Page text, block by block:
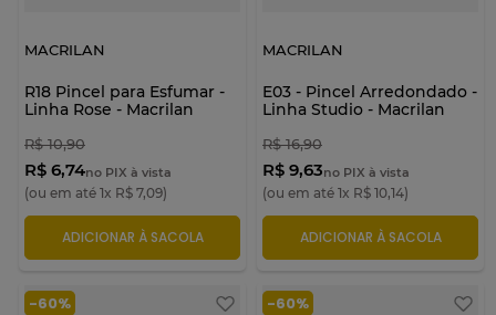
MACRILAN
R18 Pincel para Esfumar -
Linha Rose - Macrilan
R$ 10,90
R$ 6,74no PIX à vista
(ou em até 1x R$ 7,09)
ADICIONAR À SACOLA
MACRILAN
E03 - Pincel Arredondado -
Linha Studio - Macrilan
R$ 16,90
R$ 9,63no PIX à vista
(ou em até 1x R$ 10,14)
ADICIONAR À SACOLA
-60% -60%